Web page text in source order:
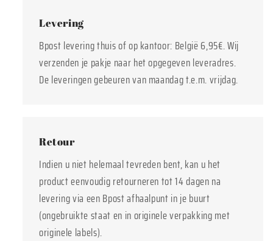
Levering
Bpost levering thuis of op kantoor: België 6,95€. Wij
verzenden je pakje naar het opgegeven leveradres.
De leveringen gebeuren van maandag t.e.m. vrijdag.
Retour
Indien u niet helemaal tevreden bent, kan u het
product eenvoudig retourneren tot 14 dagen na
levering via een Bpost afhaalpunt in je buurt
(ongebruikte staat en in originele verpakking met
originele labels).